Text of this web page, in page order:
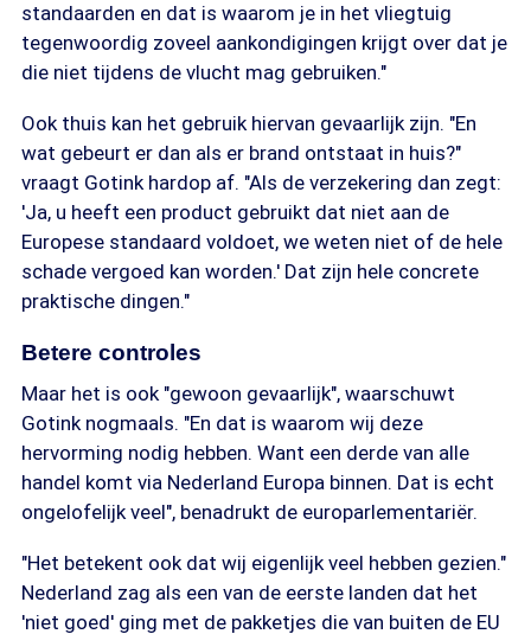
standaarden en dat is waarom je in het vliegtuig
tegenwoordig zoveel aankondigingen krijgt over dat je
die niet tijdens de vlucht mag gebruiken."
Ook thuis kan het gebruik hiervan gevaarlijk zijn. "En
wat gebeurt er dan als er brand ontstaat in huis?"
vraagt Gotink hardop af. "Als de verzekering dan zegt:
'Ja, u heeft een product gebruikt dat niet aan de
Europese standaard voldoet, we weten niet of de hele
schade vergoed kan worden.' Dat zijn hele concrete
praktische dingen."
Betere controles
Maar het is ook "gewoon gevaarlijk", waarschuwt
Gotink nogmaals. "En dat is waarom wij deze
hervorming nodig hebben. Want een derde van alle
handel komt via Nederland Europa binnen. Dat is echt
ongelofelijk veel", benadrukt de europarlementariër.
"Het betekent ook dat wij eigenlijk veel hebben gezien."
Nederland zag als een van de eerste landen dat het
'niet goed' ging met de pakketjes die van buiten de EU